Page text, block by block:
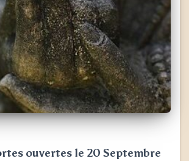
ouvertes le 20 Septembre